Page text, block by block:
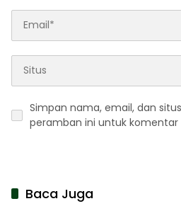
Simpan nama, email, dan
peramban ini untuk komentar
Baca Juga